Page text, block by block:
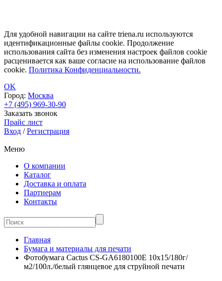
Для удобной навигации на сайте triena.ru используются
идентификационные файлы cookie. Продолжение
использования сайта без изменения настроек файлов cookie
расценивается как ваше согласие на использование файлов
cookie. Политика Конфиденциальности.
OK
Город: Москва
+7 (495) 969-30-90
Заказать звонок
Прайс лист
Вход /Регистрация
Меню
О компании
Каталог
Доставка и оплата
Партнерам
Контакты
Главная
Бумага и материалы для печати
Фотобумага Cactus CS-GA6180100E 10x15/180г/
м2/100л./белый глянцевое для струйной печати